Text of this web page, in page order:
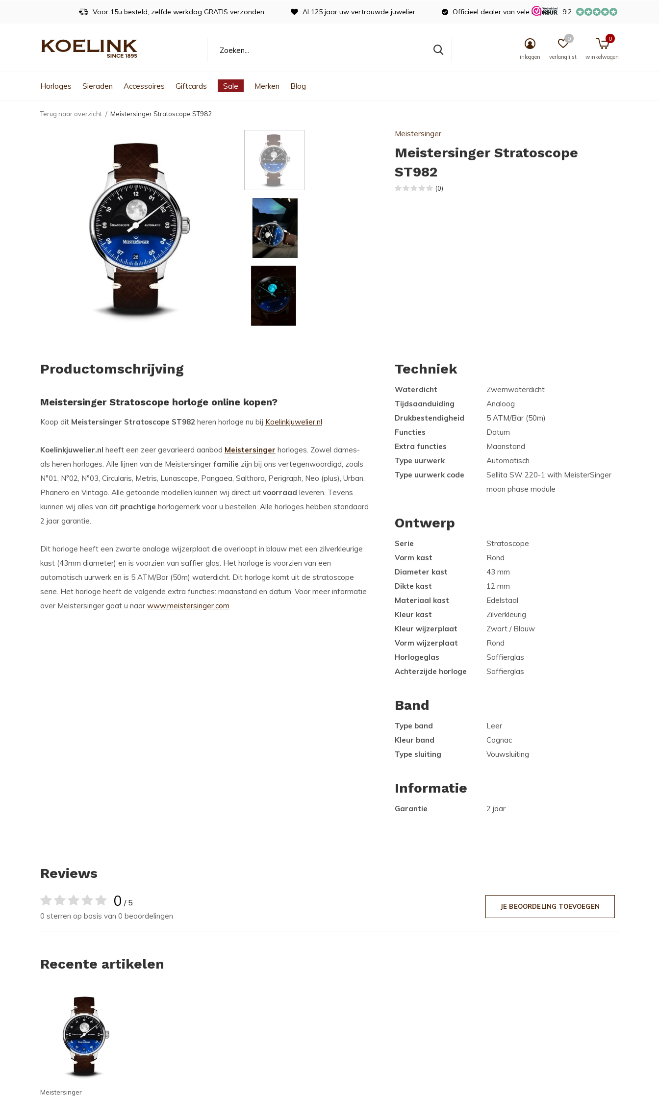
Horloges Sieraden Accessoires Giftcards Sale Merken Blog
inloggen verlanglijst
0
winkelwagen
0
Voor 15u besteld, zelfde werkdag GRATIS verzonden Al 125 jaar uw vertrouwde juwelier Officieel dealer van vele merken 9.2
Terug naar overzicht Meistersinger Stratoscope ST982
Meistersinger
Meistersinger Stratoscope
ST982
(0)
Productomschrijving
Meistersinger Stratoscope horloge online kopen?
Koop dit Meistersinger Stratoscope ST982 heren horloge nu bij Koelinkjuwelier.nl
Koelinkjuwelier.nl heeft een zeer gevarieerd aanbod Meistersinger horloges. Zowel dames-
als heren horloges. Alle lijnen van de Meistersinger familie zijn bij ons vertegenwoordigd, zoals
N°01, N°02, N°03, Circularis, Metris, Lunascope, Pangaea, Salthora, Perigraph, Neo (plus), Urban,
Phanero en Vintago. Alle getoonde modellen kunnen wij direct uit voorraad leveren. Tevens
kunnen wij alles van dit prachtige horlogemerk voor u bestellen. Alle horloges hebben standaard
2 jaar garantie.
Dit horloge heeft een zwarte analoge wijzerplaat die overloopt in blauw met een zilverkleurige
kast (43mm diameter) en is voorzien van saffier glas. Het horloge is voorzien van een
automatisch uurwerk en is 5 ATM/Bar (50m) waterdicht. Dit horloge komt uit de stratoscope
serie. Het horloge heeft de volgende extra functies: maanstand en datum. Voor meer informatie
over Meistersinger gaat u naar www.meistersinger.com
Techniek
Waterdicht
Zwemwaterdicht
Tijdsaanduiding
Analoog
Drukbestendigheid
5 ATM/Bar (50m)
Functies
Datum
Extra functies
Maanstand
Type uurwerk
Automatisch
Type uurwerk code
Sellita SW 220-1 with MeisterSinger
moon phase module
Ontwerp
Serie
Stratoscope
Vorm kast
Rond
Diameter kast
43 mm
Dikte kast
12 mm
Materiaal kast
Edelstaal
Kleur kast
Zilverkleurig
Kleur wijzerplaat
Zwart / Blauw
Vorm wijzerplaat
Rond
Horlogeglas
Saffierglas
Achterzijde horloge
Saffierglas
Band
Type band
Leer
Kleur band
Cognac
Type sluiting
Vouwsluiting
Informatie
Garantie 2 jaar
Reviews
0 / 5
0 sterren op basis van 0 beoordelingen
JE BEOORDELING TOEVOEGEN
Recente artikelen
Meistersinger